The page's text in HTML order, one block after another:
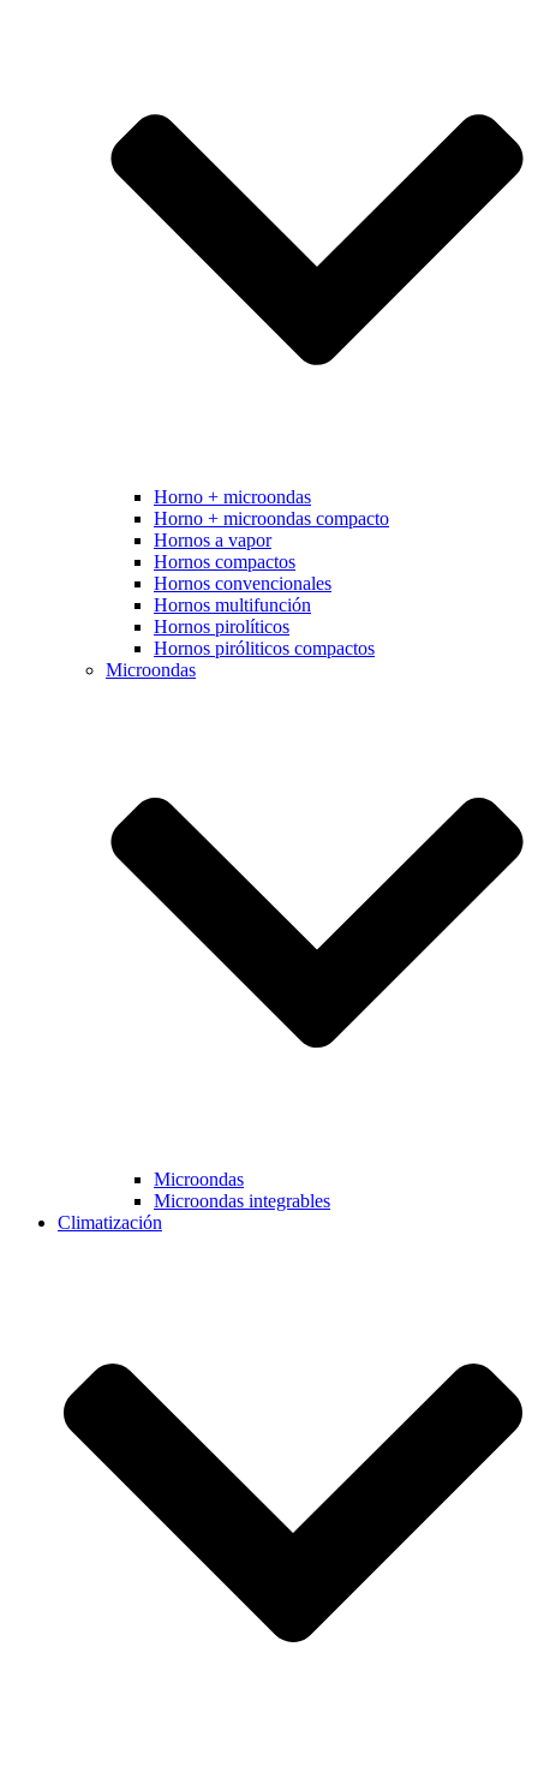
Horno + microondas
Horno + microondas compacto
Hornos a vapor
Hornos compactos
Hornos convencionales
Hornos multifunción
Hornos pirolíticos
Hornos piróliticos compactos
Microondas
Microondas
Microondas integrables
Climatización